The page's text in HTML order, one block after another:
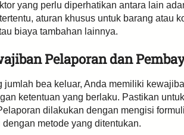
yang perlu diperhatikan antara lain
aturan khusus untuk barang atau
biaya tambahan lainnya.
Pelaporan dan
jumlah bea keluar, Anda memiliki
ketentuan yang berlaku. Pastikan
dilakukan dengan mengisi
metode yang ditentukan.